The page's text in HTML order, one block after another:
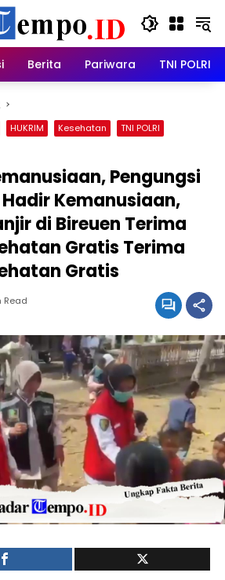
Berita Pariwara TNI POLRI
HUKRIM Kesehatan
TNI POLRI
Pengungsi
Kemanusiaan,
di Bireuen Terima
Gratis Terima
Gratis
Read